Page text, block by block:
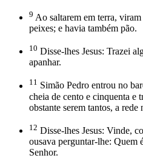
9 Ao saltarem em terra,
peixes; e havia também pão.
10 Disse-lhes Jesus: Trazei
apanhar.
11 Simão Pedro entrou no
cheia de cento e cinquenta e
obstante serem tantos, a rede
12 Disse-lhes Jesus: Vinde,
ousava perguntar-lhe: Quem
Senhor.